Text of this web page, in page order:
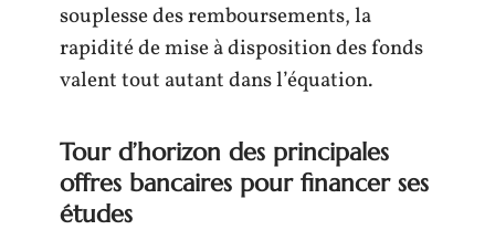
souplesse des remboursements, la
rapidité de mise à disposition des fonds
valent tout autant dans l’équation.
Tour d’horizon des principales
offres bancaires pour financer ses
études